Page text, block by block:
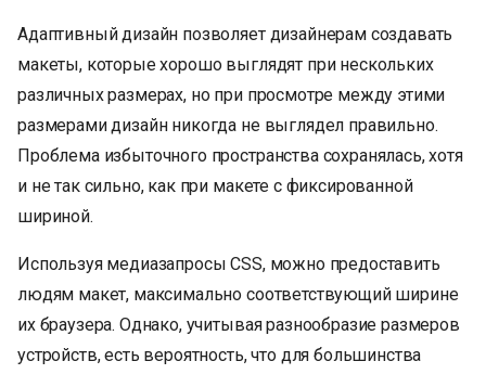
Адаптивный дизайн позволяет дизайнерам создавать
макеты, которые хорошо выглядят при нескольких
различных размерах, но при просмотре между этими
размерами дизайн никогда не выглядел правильно.
Проблема избыточного пространства сохранялась, хотя
и не так сильно, как при макете с фиксированной
шириной.
Используя медиазапросы CSS, можно предоставить
людям макет, максимально соответствующий ширине
их браузера. Однако, учитывая разнообразие размеров
устройств, есть вероятность, что для большинства